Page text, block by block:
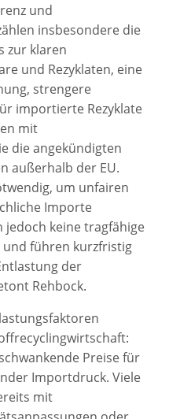
und
insbesondere die
zur klaren
und Rezyklaten, eine
strengere
importierte Rezyklate
mit
die angekündigten
außerhalb der EU.
um unfairen
Importe
jedoch keine tragfähige
und führen kurzfristig
der
Rehbock.
Preise für
Importdruck. Viele
mit